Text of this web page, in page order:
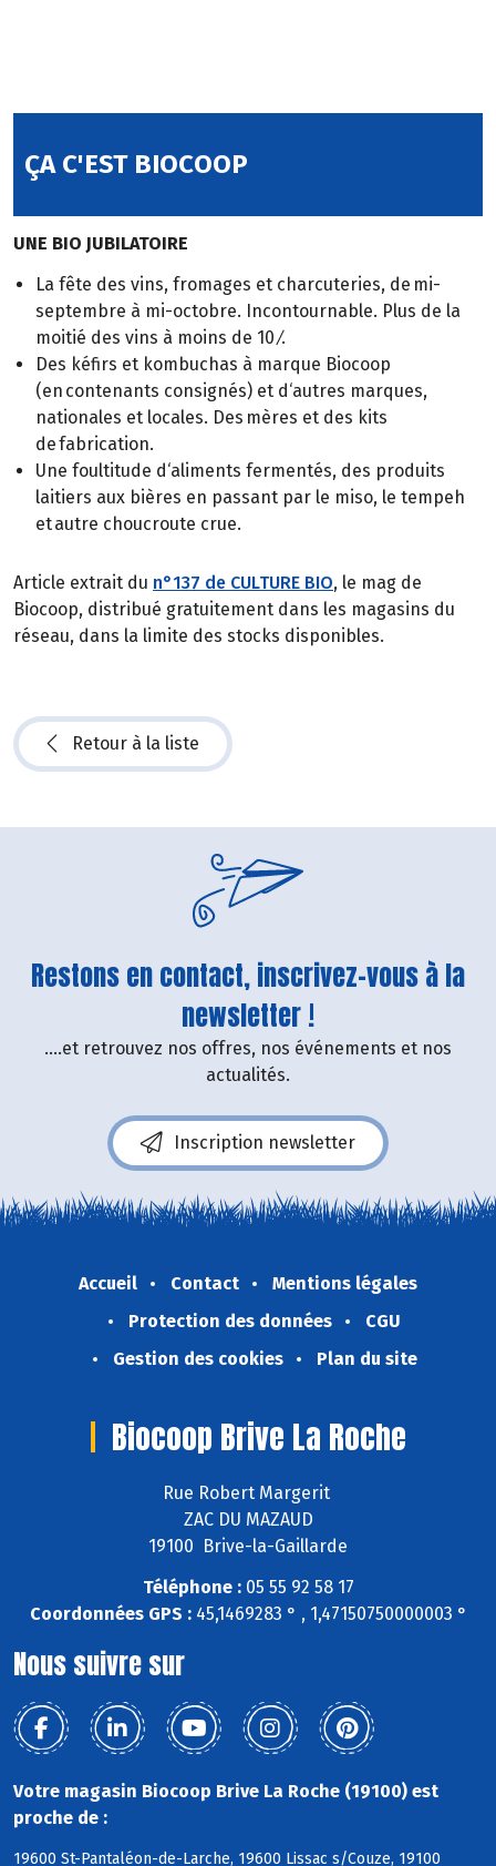
ÇA C'EST BIOCOOP
UNE BIO JUBILATOIRE
La fête des vins, fromages et charcuteries, de mi-
septembre à mi-octobre. Incontournable. Plus de la
moitié des vins à moins de 10 ⁄.
Des kéfirs et kombuchas à marque Biocoop
(en contenants consignés) et d‘autres marques,
nationales et locales. Des mères et des kits
de fabrication.
Une foultitude d‘aliments fermentés, des produits
laitiers aux bières en passant par le miso, le tempeh
et autre choucroute crue.
Article extrait du n°137 de CULTURE BIO, le mag de
Biocoop, distribué gratuitement dans les magasins du
réseau, dans la limite des stocks disponibles.
Retour à la liste
Restons en contact, inscrivez-vous à la
newsletter !
....et retrouvez nos offres, nos événements et nos
actualités.
Inscription newsletter
Accueil Contact
Mentions légales
Protection des données
CGU
Gestion des cookies
Plan du site
Biocoop Brive La Roche
Rue Robert Margerit
ZAC DU MAZAUD
19100 Brive-la-Gaillarde
Téléphone :05 55 92 58 17
Coordonnées GPS :45,1469283 ° , 1,47150750000003 °
Nous suivre sur
Votre magasin Biocoop Brive La Roche (19100) est
proche de :
19600 St-Pantaléon-de-Larche, 19600 Lissac s/Couze, 19100